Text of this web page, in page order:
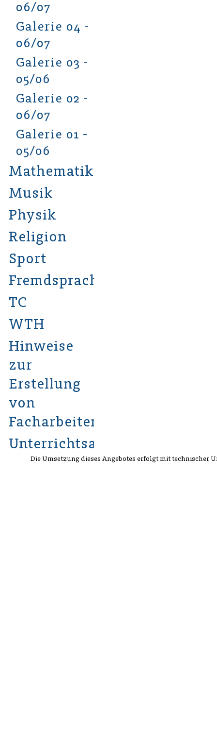
06/07
Galerie 04 -
06/07
Galerie 03 -
05/06
Galerie 02 -
06/07
Galerie 01 -
05/06
Mathematik
Musik
Physik
Religion
Sport
Fremdsprachen
TC
WTH
Hinweise
zur
Erstellung
von
Facharbeiten
Unterrichtsarchiv
Die Umsetzung dieses Angebotes erfolgt mit technischer